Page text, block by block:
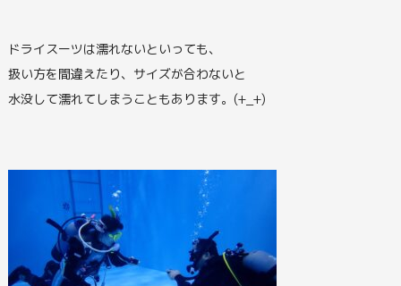
ドライスーツは濡れないといっても、
扱い方を間違えたり、サイズが合わないと
水没して濡れてしまうこともあります。(+_+)